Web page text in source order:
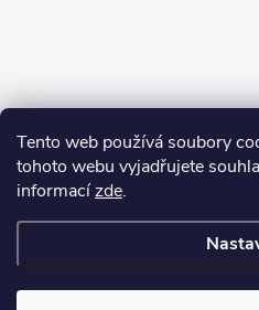
Tento web používá soubory
tohoto webu vyjadřujete
informacízde.
Sledovat na
Copyright 2026